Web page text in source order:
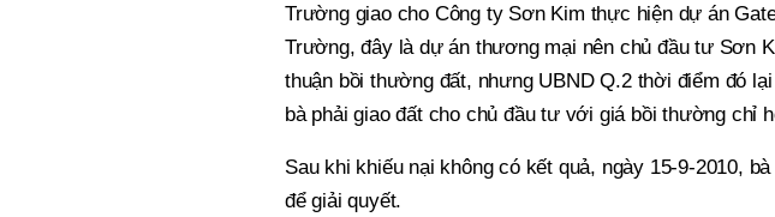
Trường giao cho Công ty Sơn Kim thực hiện dự án
Trường, đây là dự án thương mại nên chủ đầu tư Sơn
thuận bồi thường đất, nhưng UBND Q.2 thời điểm đó
bà phải giao đất cho chủ đầu tư với giá bồi thường chỉ
Sau khi khiếu nại không có kết quả, ngày 15-9-2010,
để giải quyết.